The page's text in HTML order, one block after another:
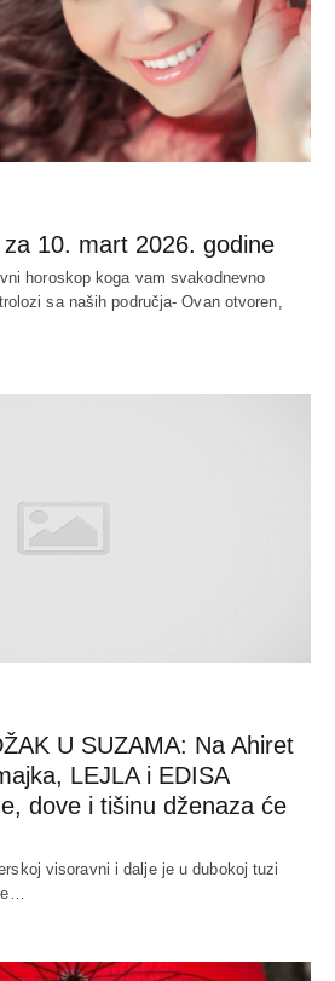
10. mart 2026. godine
horoskop koga vam svakodnevno
sa naših područja- Ovan otvoren,
U SUZAMA: Na Ahiret
LEJLA i EDISA
dove i tišinu dženaza će
visoravni i dalje je u dubokoj tuzi